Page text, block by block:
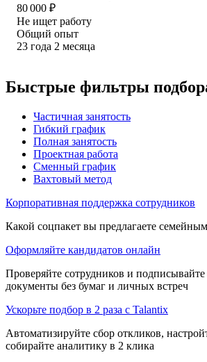
80 000 ₽
Не ищет работу
Общий опыт
23 года 2 месяца
Быстрые фильтры
Частичная занятость
Гибкий график
Полная занятость
Проектная работа
Сменный график
Вахтовый метод
Корпоративная поддержка сотрудников
Какой соцпакет вы предлагаете
Оформляйте кандидатов онлайн
Проверяйте сотрудников и
документы без бумаг и личных встреч
Ускорьте подбор в 2 раза с Talantix
Автоматизируйте сбор откликов,
собирайте аналитику в 2 клика